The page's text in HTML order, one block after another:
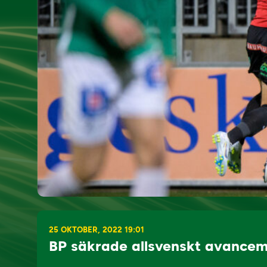
25 OKTOBER, 2022 19:01
BP säkrade allsvenskt